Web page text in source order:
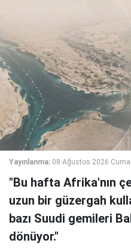
Yayınlanma: 08 Ağustos 2026
"Bu hafta Afrika'nın
uzun bir güzergah
bazı Suudi gemileri
dönüyor."